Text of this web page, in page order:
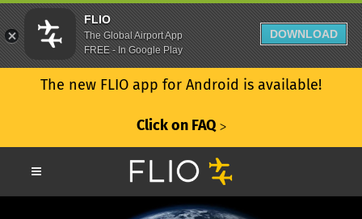
The new FLIO app for Android is available!
Click on FAQ ᐳ
FLIO
The Global Airport App
FREE - In Google Play
DOWNLOAD